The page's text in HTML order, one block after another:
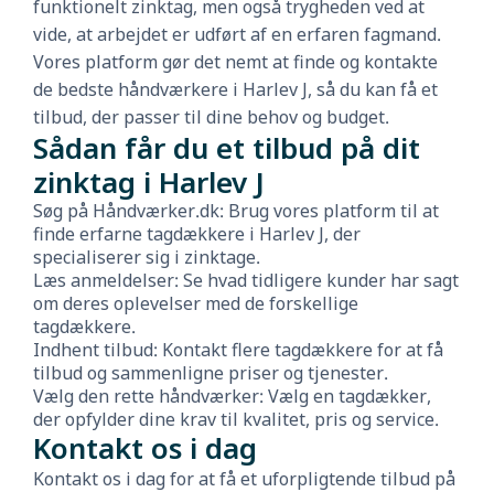
funktionelt zinktag, men også trygheden ved at
vide, at arbejdet er udført af en erfaren fagmand.
Vores platform gør det nemt at finde og kontakte
de bedste håndværkere i Harlev J, så du kan få et
tilbud, der passer til dine behov og budget.
Sådan får du et tilbud på dit
zinktag i Harlev J
Søg på Håndværker.dk: Brug vores platform til at
finde erfarne tagdækkere i Harlev J, der
specialiserer sig i zinktage.
Læs anmeldelser: Se hvad tidligere kunder har sagt
om deres oplevelser med de forskellige
tagdækkere.
Indhent tilbud: Kontakt flere tagdækkere for at få
tilbud og sammenligne priser og tjenester.
Vælg den rette håndværker: Vælg en tagdækker,
der opfylder dine krav til kvalitet, pris og service.
Kontakt os i dag
Kontakt os i dag for at få et uforpligtende tilbud på